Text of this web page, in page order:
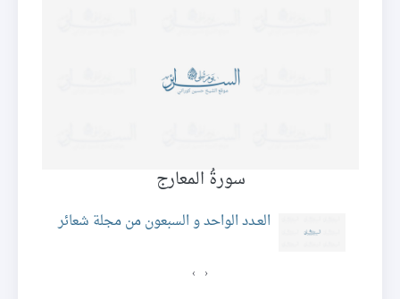
سورةُ المعارج
العـدد الواحد و السبعون من مجلة شعائر
‹
›